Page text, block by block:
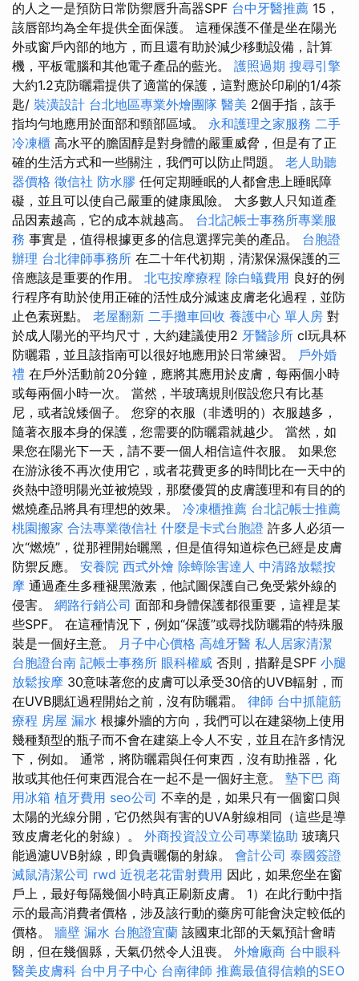
的人之一是預防日常防禦唇升高器SPF 台中牙醫推薦 15，
該唇部均為全年提供全面保護。 這種保護不僅是坐在陽光
外或窗戶內部的地方，而且還有助於減少移動設備，計算
機，平板電腦和其他電子產品的藍光。 護照過期 搜尋引擎
大約1.2克防曬霜提供了適當的保護，這對應於印刷的1/4茶
匙/ 裝潢設計 台北地區專業外燴團隊 醫美 2個手指，該手
指均勻地應用於面部和頸部區域。 永和護理之家服務 二手
冷凍櫃 高水平的膽固醇是對身體的嚴重威脅，但是有了正
確的生活方式和一些關注，我們可以防止問題。 老人助聽
器價格 徵信社 防水膠 任何定期睡眠的人都會患上睡眠障
礙，並且可以使自己嚴重的健康風險。 大多數人只知道產
品因素越高，它的成本就越高。 台北記帳士事務所專業服
務 事實是，值得根據更多的信息選擇完美的產品。 台胞證
辦理 台北律師事務所 在二十年代初期，清潔保濕保護的三
倍應該是重要的作用。 北屯按摩療程 除白蟻費用 良好的例
行程序有助於使用正確的活性成分減速皮膚老化過程，並防
止色素斑點。 老屋翻新 二手攤車回收 養護中心 單人房 對
於成人陽光的平均尺寸，大約建議使用2 牙醫診所 cl玩具杯
防曬霜，並且該指南可以很好地應用於日常練習。 戶外婚
禮 在戶外活動前20分鐘，應將其應用於皮膚，每兩個小時
或每兩個小時一次。 當然，半玻璃規則假設您只有比基
尼，或者說矮個子。 您穿的衣服（非透明的）衣服越多，
隨著衣服本身的保護，您需要的防曬霜就越少。 當然，如
果您在陽光下一天，請不要一個人相信這件衣服。 如果您
在游泳後不再次使用它，或者花費更多的時間比在一天中的
炎熱中證明陽光並被燒毀，那麼優質的皮膚護理和有目的的
燃燒產品將具有理想的效果。 冷凍櫃推薦 台北記帳士推薦
桃園搬家 合法專業徵信社 什麼是卡式台胞證 許多人必須一
次“燃燒”，從那裡開始曬黑，但是值得知道棕色已經是皮膚
防禦反應。 安養院 西式外燴 除蟑除害達人 中清路放鬆按
摩 通過產生多種褪黑激素，他試圖保護自己免受紫外線的
侵害。 網路行銷公司 面部和身體保護都很重要，這裡是某
些SPF。 在這種情況下，例如“保護”或尋找防曬霜的特殊服
裝是一個好主意。 月子中心價格 高雄牙醫 私人居家清潔
台胞證台南 記帳士事務所 眼科權威 否則，措辭是SPF 小腿
放鬆按摩 30意味著您的皮膚可以承受30倍的UVB輻射，而
在UVB腮紅過程開始之前，沒有防曬霜。 律師 台中抓龍筋
療程 房屋 漏水 根據外牆的方向，我們可以在建築物上使用
幾種類型的瓶子而不會在建築上令人不安，並且在許多情況
下，例如。 通常，將防曬霜與任何東西，沒有助推器，化
妝或其他任何東西混合在一起不是一個好主意。 墊下巴 商
用冰箱 植牙費用 seo公司 不幸的是，如果只有一個窗口與
太陽的光線分開，它仍然與有害的UVA射線相同（這些是導
致皮膚老化的射線）。 外商投資設立公司專業協助 玻璃只
能過濾UVB射線，即負責曬傷的射線。 會計公司 泰國簽證
滅鼠清潔公司 rwd 近視老花雷射費用 因此，如果您坐在窗
戶上，最好每隔幾個小時真正刷新皮膚。 1）在此行動中指
示的最高消費者價格，涉及該行動的藥房可能會決定較低的
價格。 牆壁 漏水 台胞證宜蘭 該國東北部的天氣預計會晴
朗，但在幾個縣，天氣仍然令人沮喪。 外燴廠商 台中眼科
醫美皮膚科 台中月子中心 台南律師 推薦最值得信賴的SEO